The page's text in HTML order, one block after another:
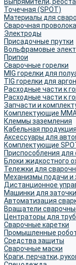
Точечная (SPOT)
Материалы для
Сварочная проволока
Электроды
Присадочные прутки
Вольфрамовые
Припои
Сварочные горелки
MIG горелки для
TIG горелки для
Расходные части к
Расходные части к
Запчасти и
Комплектующие
Клеммы заземления
Кабельная
Аксессуары для
Комплектующие
Приспособления для
Блоки жидкостного
Тележки для
Механизмы подачи и
Дистанционное
Машинки для
Автоматизация
Вращатели
Центраторы для труб
Сварочные каретки
Промышленные
Средства защиты
Сварочные маски
Краги, перчатки,